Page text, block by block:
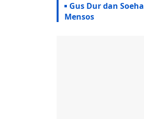
Gus Dur dan
Mensos